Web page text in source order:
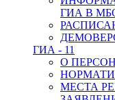
ГИА В
ГИА - 11
О
МЕСТА